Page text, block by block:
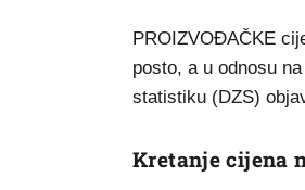
PROIZVOĐAČKE
posto, a u odnosu
statistiku (DZS)
Kretanje cijena